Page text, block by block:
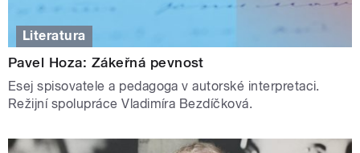
Literatura
Pavel Hoza: Zákeřná pevnost
Esej spisovatele a pedagoga v autorské interpretaci.
Režijní spolupráce Vladimíra Bezdíčková.